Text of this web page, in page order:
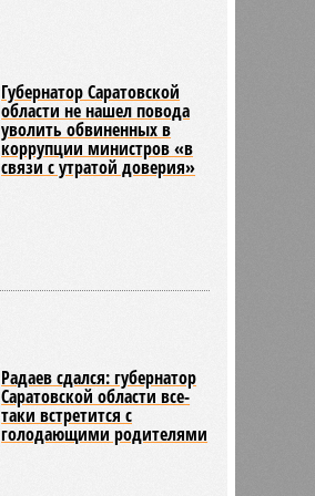
Губернатор Саратовской
области не нашел повода
уволить обвиненных в
коррупции министров «в
связи с утратой доверия»
Радаев сдался: губернатор
Саратовской области все-
таки встретится с
голодающими родителями